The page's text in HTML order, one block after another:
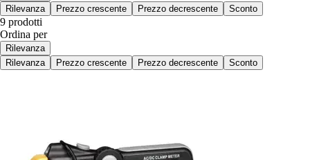
Rilevanza
Prezzo crescente Prezzo decrescente Sconto
9 prodotti
Ordina per
Rilevanza
Rilevanza
Prezzo crescente Prezzo decrescente Sconto